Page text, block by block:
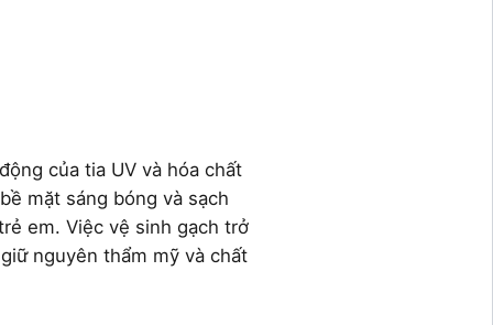
của tia UV và hóa chất
mặt sáng bóng và sạch
em. Việc vệ sinh gạch trở
nguyên thẩm mỹ và chất